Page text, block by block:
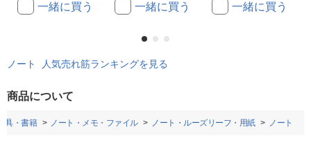
一緒に買う 一緒に買う 一緒に買う
ノート 人気売れ筋ランキングを見る
商品について
具・書籍 ノート・メモ・ファイル ノート・ルーズリーフ・用紙 ノート